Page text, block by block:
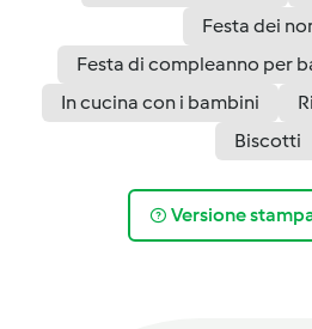
Festa dei
Festa di compleanno per
In cucina con i bambini
Biscotti
Versione